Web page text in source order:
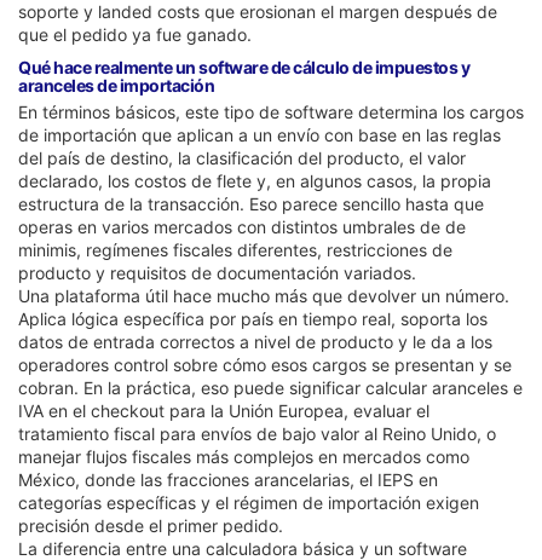
soporte y landed costs que erosionan el margen después de
que el pedido ya fue ganado.
Qué hace realmente un software de cálculo de impuestos y
aranceles de importación
En términos básicos, este tipo de software determina los cargos
de importación que aplican a un envío con base en las reglas
del país de destino, la clasificación del producto, el valor
declarado, los costos de flete y, en algunos casos, la propia
estructura de la transacción. Eso parece sencillo hasta que
operas en varios mercados con distintos umbrales de de
minimis, regímenes fiscales diferentes, restricciones de
producto y requisitos de documentación variados.
Una plataforma útil hace mucho más que devolver un número.
Aplica lógica específica por país en tiempo real, soporta los
datos de entrada correctos a nivel de producto y le da a los
operadores control sobre cómo esos cargos se presentan y se
cobran. En la práctica, eso puede significar calcular aranceles e
IVA en el checkout para la Unión Europea, evaluar el
tratamiento fiscal para envíos de bajo valor al Reino Unido, o
manejar flujos fiscales más complejos en mercados como
México, donde las fracciones arancelarias, el IEPS en
categorías específicas y el régimen de importación exigen
precisión desde el primer pedido.
La diferencia entre una calculadora básica y un software